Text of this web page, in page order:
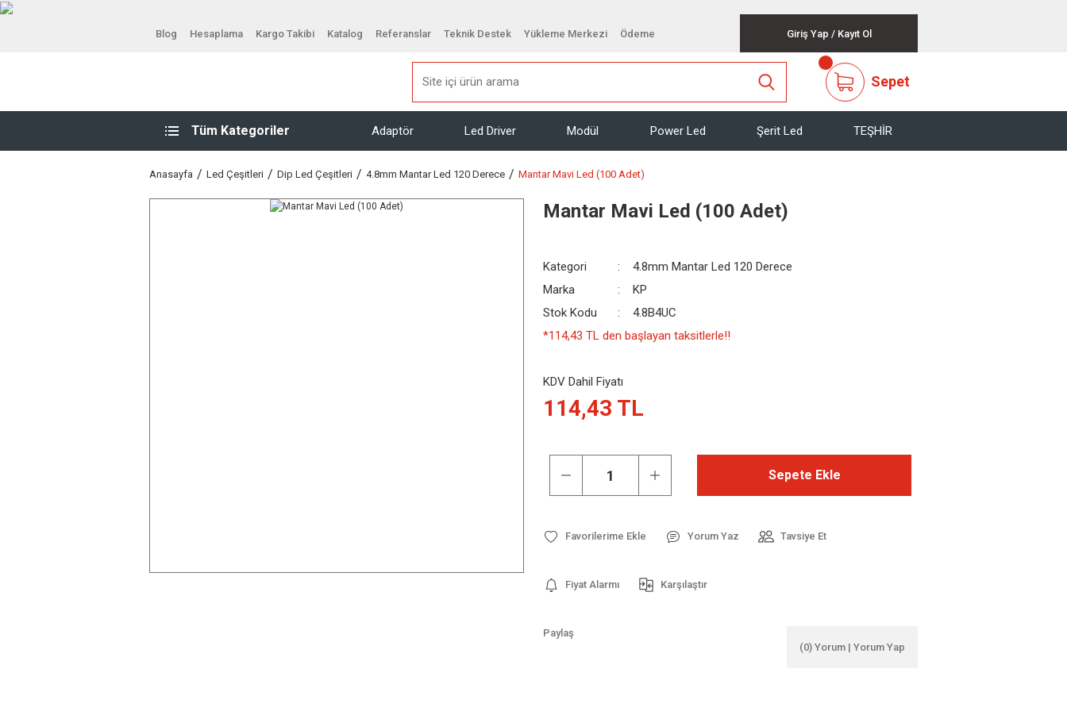
Blog Hesaplama Kargo Takibi Katalog Referanslar Teknik Destek Yükleme Merkezi Ödeme Giriş Yap / Kayıt Ol
Sepet
Tüm Kategoriler Adaptör Led Driver Modül Power Led Şerit Led TEŞHİR
Anasayfa Led Çeşitleri Dip Led Çeşitleri 4.8mm Mantar Led 120 Derece Mantar Mavi Led (100 Adet)
Mantar Mavi Led (100 Adet)
Kategori
4.8mm Mantar Led 120 Derece
Marka
KP
Stok Kodu
4.8B4UC
*114,43 TL den başlayan taksitlerle!!
KDV Dahil Fiyatı
114,43 TL
Sepete Ekle
Yorum Yaz Tavsiye Et
Fiyat Alarmı Karşılaştır
Paylaş
(0) Yorum | Yorum Yap